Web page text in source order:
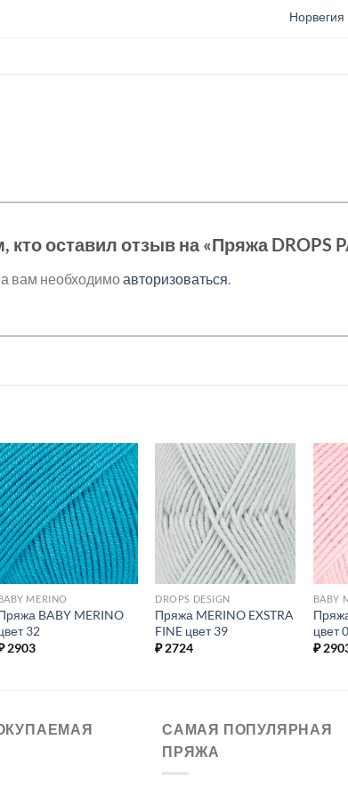
Норвегия
оставил отзыв на «Пряжа DROPS
вам необходимоавторизоваться.
Добавить в
избранное.
MERINO
BABY MERINO
32
2903
Добавить в
избранное.
DROPS DESIGN
Пряжа MERINO EXSTRA
FINE цвет 39
₽2724
BABY
цвет
₽
САМАЯ ПОПУЛЯРНАЯ
ПРЯЖА